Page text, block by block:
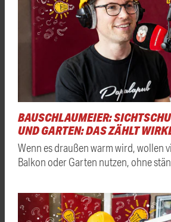
BAUSCHLAUMEIER:
UND GARTEN: DAS ZÄHLT
Wenn es draußen warm wird, wollen
Balkon oder Garten nutzen, ohne